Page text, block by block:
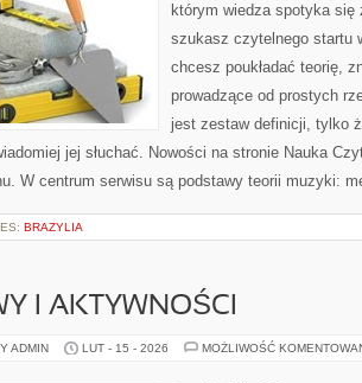
którym wiedza spotyka
szukasz czytelnego startu
chcesz poukładać teorię,
prowadzące od prostych
jest zestaw definicji, tylko
jej słuchać. Nowości na stronie Nauka
W centrum serwisu są podstawy teorii muzyki:
BRAZYLIA
I AKTYWNOŚCI
ADMIN LUT - 15 - 2026 MOŻLIWOŚĆ